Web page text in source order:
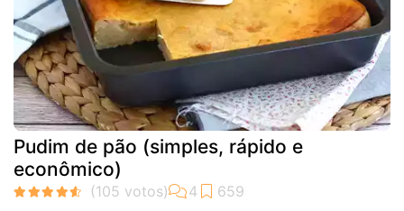
Pudim de pão (simples, rápido e
econômico)